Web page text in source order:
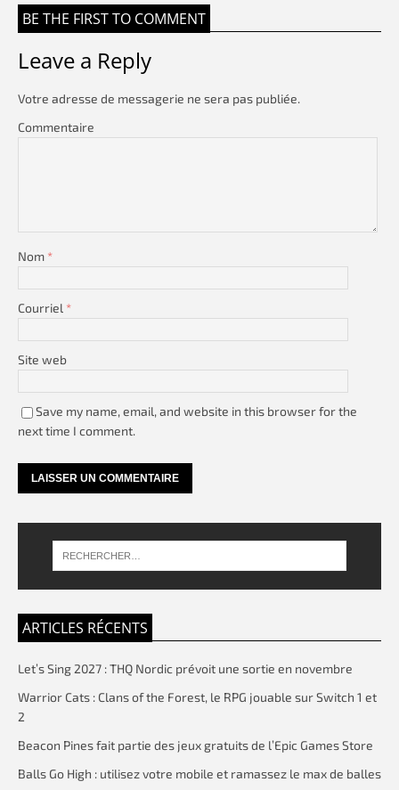
BE THE FIRST TO COMMENT
Leave a Reply
Votre adresse de messagerie ne sera pas publiée.
Commentaire
Nom *
Courriel *
Site web
Save my name, email, and website in this browser for the
next time I comment.
ARTICLES RÉCENTS
Let’s Sing 2027 : THQ Nordic prévoit une sortie en novembre
Warrior Cats : Clans of the Forest, le RPG jouable sur Switch 1 et
2
Beacon Pines fait partie des jeux gratuits de l’Epic Games Store
Balls Go High : utilisez votre mobile et ramassez le max de balles